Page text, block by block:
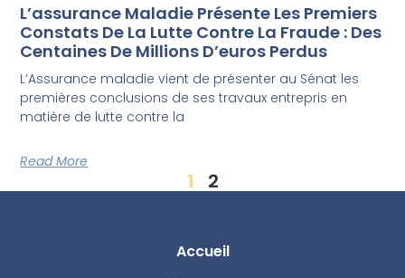
L’assurance Maladie Présente Les Premiers
Constats De La Lutte Contre La Fraude : Des
Centaines De Millions D’euros Perdus
L’Assurance maladie vient de présenter au Sénat les
premières conclusions de ses travaux entrepris en
matière de lutte contre la
Read More
1 2
Accueil